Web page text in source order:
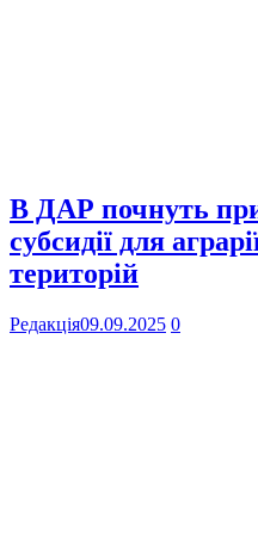
В ДАР почнуть
субсидії для
територій
Редакція09.09.2025 0